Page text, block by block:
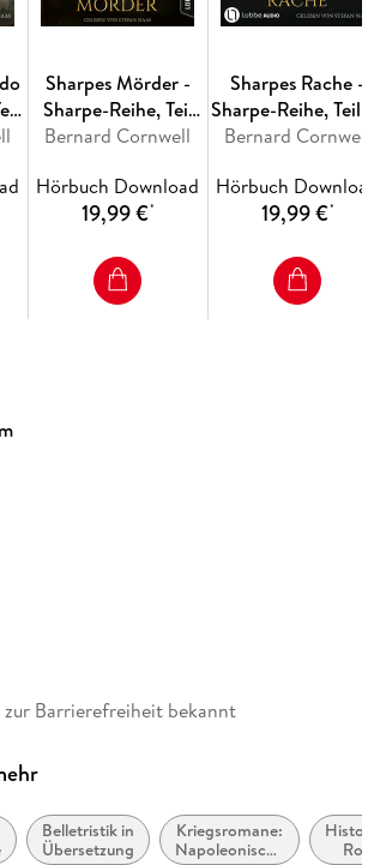
Sharpes Mörder -
Sharpe-Reihe, Teil
22
Bernard Cornwell
Hörbuch Download
19,99 €*
Sharpes Rache -
Sharpe-Reihe, Teil
Bernard Cornwell
Hörbuch
19,99 €*
Barrierefreiheit bekannt
Belletristik in
Übersetzung
Kriegsromane:
Napoleonische